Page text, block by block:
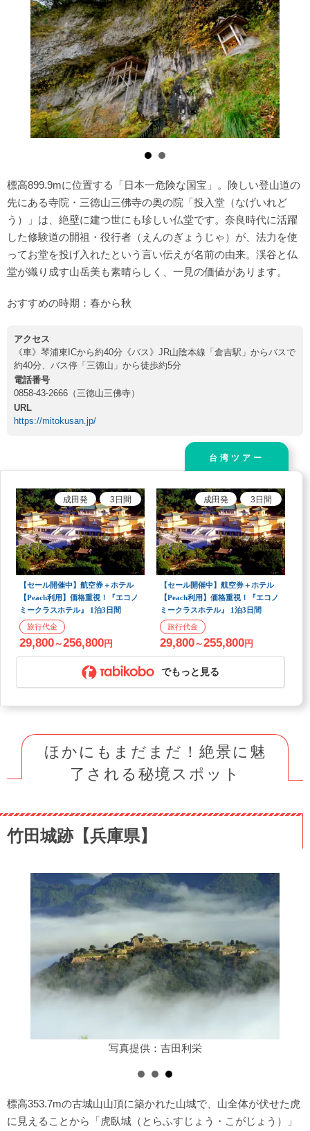
標高899.9mに位置する「日本一危険な国宝」。険しい登山道の
先にある寺院・三徳山三佛寺の奥の院「投入堂（なげいれど
う）」は、絶壁に建つ世にも珍しい仏堂です。奈良時代に活躍
した修験道の開祖・役行者（えんのぎょうじゃ）が、法力を使
ってお堂を投げ入れたという言い伝えが名前の由来。渓谷と仏
堂が織り成す山岳美も素晴らしく、一見の価値があります。
おすすめの時期：春から秋
アクセス
《車》琴浦東ICから約40分《バス》JR山陰本線「倉吉駅」からバスで
約40分、バス停「三徳山」から徒歩約5分
電話番号
0858-43-2666（三徳山三佛寺）
URL
https://mitokusan.jp/
台湾ツアー
【セール開催中】航空券＋ホテル
【Peach利用】価格重視！『エコノ
ミークラスホテル』 1泊3日間
成田発 3 日間
29,800～256,800円
【セール開催中】航空券＋ホテル
【Peach利用】価格重視！『エコノ
ミークラスホテル』 1泊3日間
成田発 3 日間
29,800～255,800円
でもっと見る
ほかにもまだまだ！絶景に魅
了される秘境スポット
竹田城跡【兵庫県】
写真提供：吉田利栄
標高353.7mの古城山山頂に築かれた山城で、山全体が伏せた虎
に見えることから「虎臥城（とらふすじょう・こがじょう）」